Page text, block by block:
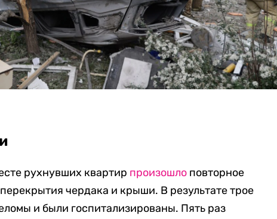
рухнувших квартир произошло повторное
чердака и крыши. В результате трое
и были госпитализированы. Пять раз